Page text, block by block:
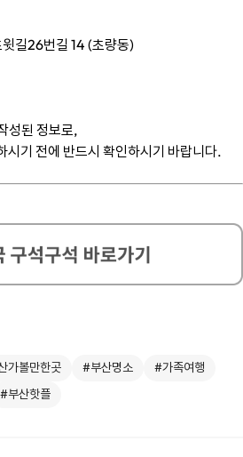
길26번길 14 (초량동)
성된 정보로,
시기 전에 반드시 확인하시기 바랍니다.
가볼만한곳 #부산명소
#가족여행
#부산핫플